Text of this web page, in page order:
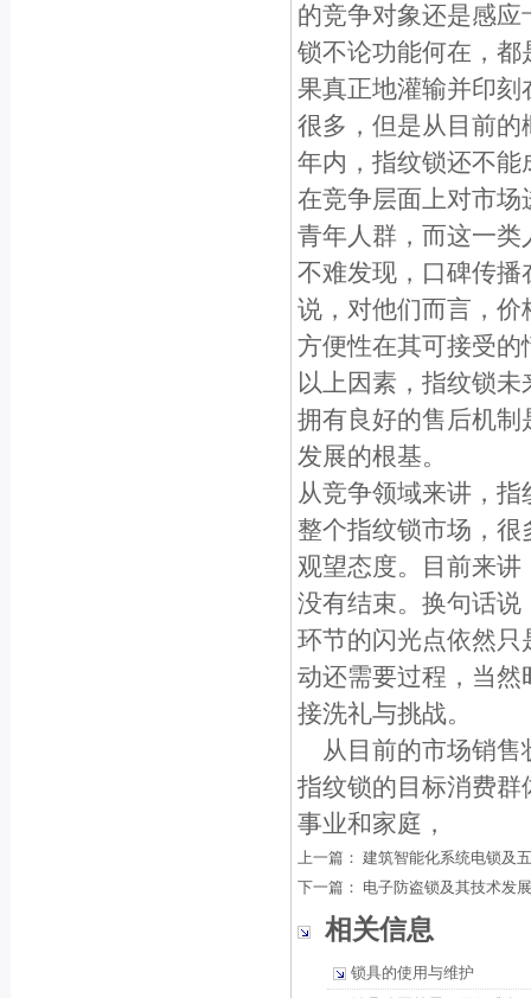
的竞争对象还是感
锁不论功能何在，
果真正地灌输并印
很多，但是从目前
年内，指纹锁还不
在竞争层面上对市
青年人群，而这一
不难发现，口碑传
说，对他们而言，
方便性在其可接受
以上因素，指纹锁
拥有良好的售后机
发展的根基。
从竞争领域来讲，
整个指纹锁市场，
观望态度。目前来
没有结束。换句话
环节的闪光点依然
动还需要过程，当
接洗礼与挑战。
从目前的市场销售
指纹锁的目标消费
事业和家庭，
上一篇： 建筑智能化系统电锁及
下一篇： 电子防盗锁及其技术发
相关信息
锁具的使用与维护